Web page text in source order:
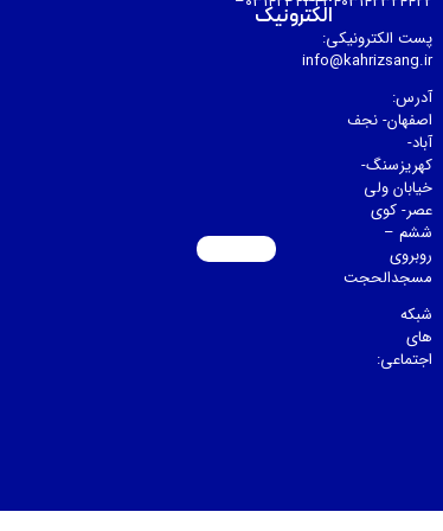
پست الکترونیکی:
info@kahrizsang.ir
آدرس:
اصفهان- نجف
آباد-
کهریزسنگ-
خیابان ولی
عصر- کوی
ششم –
روبروی
مسجدالحجت
شبکه
های
اجتماعی:
الکترونیک